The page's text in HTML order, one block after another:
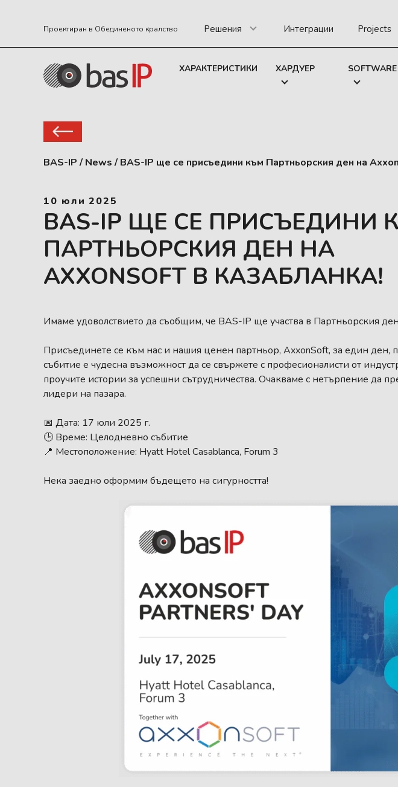
Проектиран в Обединеното кралство Решения Интеграции Projects
ХАРАКТЕРИСТИКИ ХАРДУЕР SOFTWARE
BAS-IP / News / BAS-IP ще се присъедини към Партньорския ден на
10 юли 2025
BAS-IP ЩЕ СЕ ПРИСЪЕДИНИ
ПАРТНЬОРСКИЯ ДЕН НА
AXXONSOFT В КАЗАБЛАНКА!
Имаме удоволствието да съобщим, че BAS-IP ще участва в Партньорския
Присъединете се към нас и нашия ценен партньор, AxxonSoft, за един ден,
събитие е чудесна възможност да се свържете с професионалисти от
проучите истории за успешни сътрудничества. Очакваме с нетърпение да
лидери на пазара.
📅 Дата: 17 юли 2025 г.
🕒 Време: Целодневно събитие
📍 Местоположение: Hyatt Hotel Casablanca, Forum 3
Нека заедно оформим бъдещето на сигурността!